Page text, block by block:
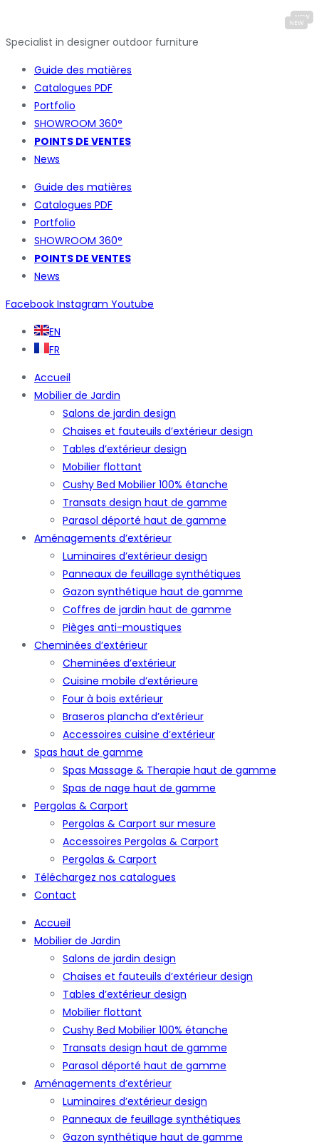
Specialist in designer outdoor furniture
Guide des matières
Catalogues PDF
Portfolio
SHOWROOM 360°
POINTS DE VENTES
News
Guide des matières
Catalogues PDF
Portfolio
SHOWROOM 360°
POINTS DE VENTES
News
Facebook Instagram Youtube
EN
FR
Accueil
Mobilier de Jardin
Salons de jardin design
Chaises et fauteuils d’extérieur design
Tables d’extérieur design
Mobilier flottant
Cushy Bed Mobilier 100% étanche
Transats design haut de gamme
Parasol déporté haut de gamme
Aménagements d’extérieur
Luminaires d’extérieur design
Panneaux de feuillage synthétiques
Gazon synthétique haut de gamme
Coffres de jardin haut de gamme
Pièges anti-moustiques
Cheminées d’extérieur
Cheminées d’extérieur
Cuisine mobile d’extérieure
Four à bois extérieur
Braseros plancha d’extérieur
Accessoires cuisine d’extérieur
Spas haut de gamme
Spas Massage & Therapie haut de gamme
Spas de nage haut de gamme
Pergolas & Carport
Pergolas & Carport sur mesure
Accessoires Pergolas & Carport
Pergolas & Carport
Téléchargez nos catalogues
Contact
Accueil
Mobilier de Jardin
Salons de jardin design
Chaises et fauteuils d’extérieur design
Tables d’extérieur design
Mobilier flottant
Cushy Bed Mobilier 100% étanche
Transats design haut de gamme
Parasol déporté haut de gamme
Aménagements d’extérieur
Luminaires d’extérieur design
Panneaux de feuillage synthétiques
Gazon synthétique haut de gamme